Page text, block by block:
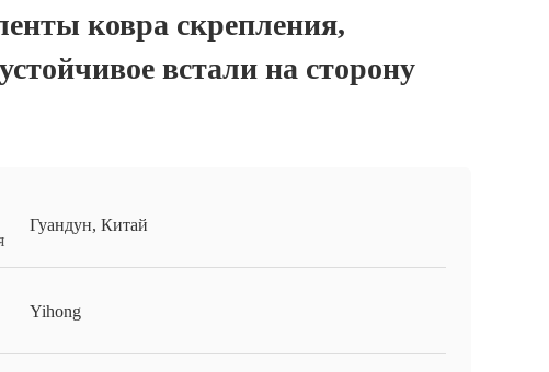
ковра скрепления,
встали на сторону
Гуандун, Китай
Yihong